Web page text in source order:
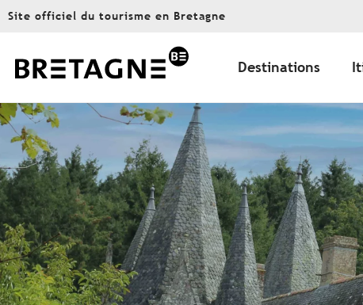
Aller
principal
Site officiel du tourisme en Bretagne
Destinations